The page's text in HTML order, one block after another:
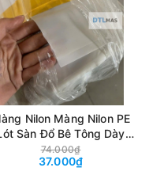
Nilon Màng Nilon PE
Sàn Đổ Bê Tông Dày
| Khổ 1.2m Mở 2.4m |
Cuộn 55–60kg | Chống
74.000₫
37.000₫